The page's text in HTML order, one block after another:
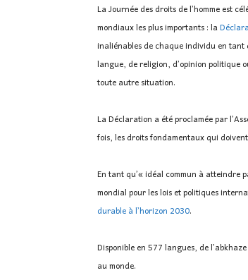
La Journée des droits de l’homme est
mondiaux les plus importants : la
inaliénables de chaque individu en
langue, de religion, d’opinion politique
toute autre situation.
La Déclaration a été proclamée par
fois, les droits fondamentaux qui
En tant qu’« idéal commun à atteindre
mondial pour les lois et politiques
durable à l’horizon 2030.
Disponible en 577 langues, de
au monde.